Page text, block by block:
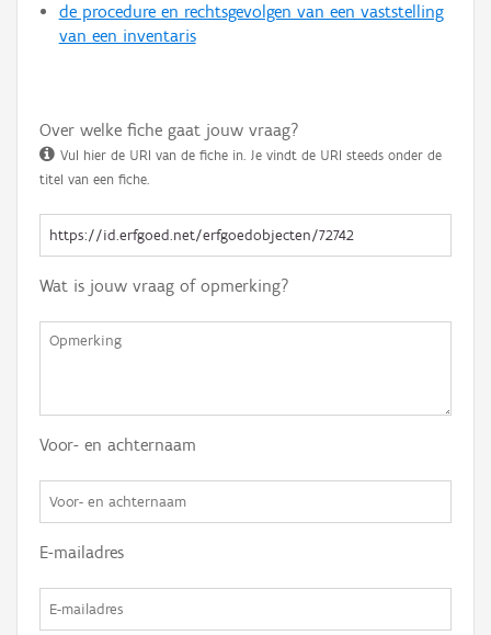
de procedure en rechtsgevolgen van een vaststelling
van een inventaris
Over welke fiche gaat jouw vraag?
Vul hier de URI van de fiche in. Je vindt de URI steeds onder de
titel van een fiche.
Wat is jouw vraag of opmerking?
Voor- en achternaam
E-mailadres